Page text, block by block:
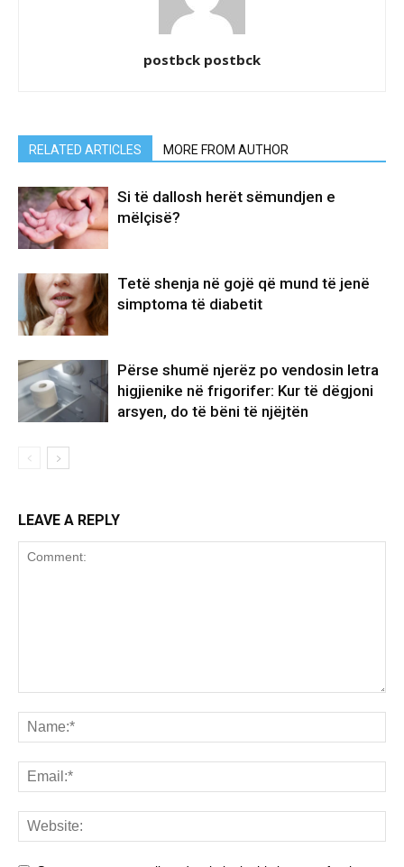
postbck postbck
RELATED ARTICLES MORE FROM AUTHOR
Si të dallosh herët sëmundjen e
mëlçisë?
Tetë shenja në gojë që mund të jenë
simptoma të diabetit
Përse shumë njerëz po vendosin letra
higjienike në frigorifer: Kur të dëgjoni
arsyen, do të bëni të njëjtën
LEAVE A REPLY